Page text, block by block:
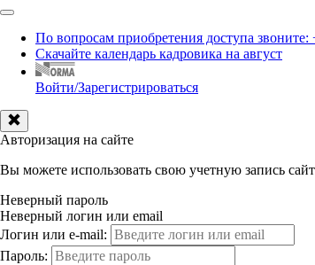
По вопросам приобретения доступа звоните:
Скачайте календарь кадровика на август
Войти/Зарегистрироваться
Авторизация на сайте
Вы можете использовать свою учетную запись
Неверный пароль
Неверный логин или email
Логин или e-mail:
Пароль: